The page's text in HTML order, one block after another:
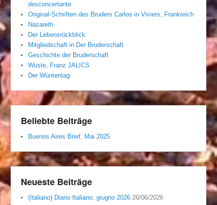
desconcertante
Original-Schriften des Bruders Carlos in Viviers, Frankreich
Nazareth
Der Lebensrückblick
Mitgliedschaft in Der Bruderschaft
Geschichte der Bruderschaft
Wüste, Franz JALICS
Der Wüntentag
Beliebte Beiträge
Buenos Aires Brief, Mai 2025
Neueste Beiträge
(Italiano) Diario Italiano, giugno 2026 26/06/2026